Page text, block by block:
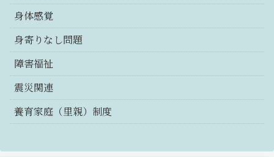
身体感覚
身寄りなし問題
障害福祉
震災関連
養育家庭（里親）制度